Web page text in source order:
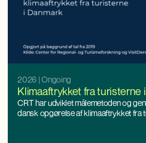
2026 | Ongoing
Klimaaftrykket fra turisterne
CRT har udviklet målemetoden og
dansk opgørelse af klimaaftrykket fra